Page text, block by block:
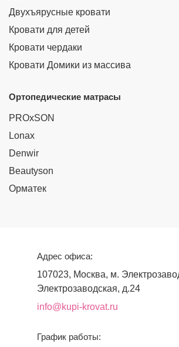
Двухъярусные кровати
Кровати для детей
Кровати чердаки
Кровати Домики из массива
Ортопедические матрасы
PROxSON
Lonax
Denwir
Beautyson
Орматек
Адрес офиса:
107023, Москва, м.
Электрозаводская, д.24
info@kupi-krovat.ru
График работы: